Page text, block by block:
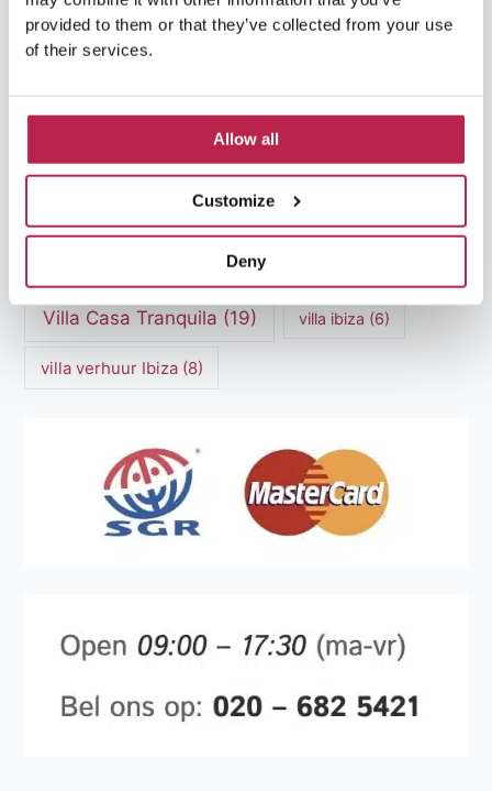
provided to them or that they’ve collected from your use
of their services.
Allow all
Customize
Deny
Luxe Villa Verhuur(12)
Natuurlijke schoonheid Ibiza(6)
Santa Gertrudis(5) Sa Pedrera(5)
Sa Pedrera de Cala d'Hort(5)
Villa Casa Tranquila (19) villa ibiza (6)
villa verhuur Ibiza(8)